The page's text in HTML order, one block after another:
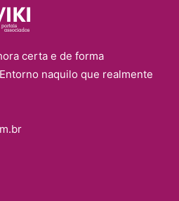
certa e de forma
naquilo que realmente